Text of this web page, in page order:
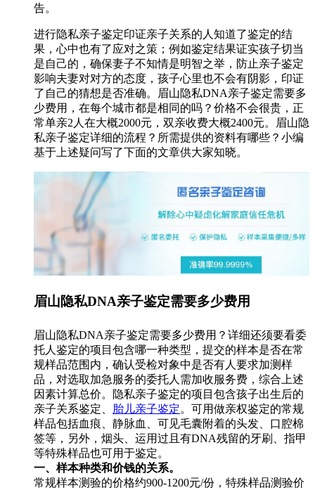
告。
进行隐私亲子鉴定印证亲子关系的人知道了鉴定的结
果，心中也有了应对之策；例如鉴定结果证实孩子切当
是自己的，确保妻子不知情是明智之举，防止亲子鉴定
影响夫妻对对方的态度，孩子心里也不会有阴影，印证
了自己的猜想是否准确。眉山隐私DNA亲子鉴定需要多
少费用，在每个城市都是相同的吗？价格不会很贵，正
常单亲2人在大概2000元，双亲收费大概2400元。眉山隐
私亲子鉴定详细的流程？所需提供的资料有哪些？小编
基于上述疑问写了下面的文章供大家知晓。
眉山隐私DNA亲子鉴定需要多少费用
眉山隐私DNA亲子鉴定需要多少费用？详细还须要看委
托人鉴定的项目包含哪一种类型，提交的样本是否在常
规样品范围内，确认受检对象中是否有人要求加测样
品，对选取加急服务的委托人需加收服务费，综合上述
因素计算总价。隐私亲子鉴定的项目包含孩子出生后的
亲子关系鉴定、
胎儿亲子鉴定。可用做亲权鉴定的常规
样品包括血痕、静脉血、可见毛囊附着的头发、口腔棉
签等，另外，烟头、运用过且有DNA残留的牙刷、指甲
等特殊样品也可用于鉴定。
一、样本种类和价钱的关系。
常规样本测验的价格约900-1200元/份，特殊样品测验价